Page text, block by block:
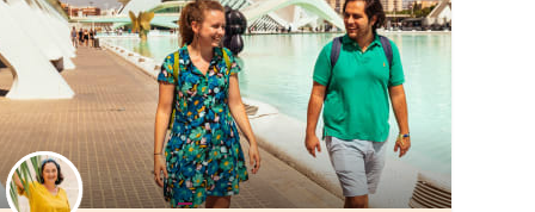
Kies jouw favoriete local